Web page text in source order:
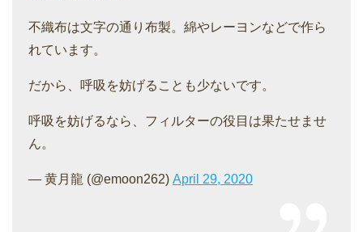
不織布は文字の通り布製。綿やレーヨンなどで作ら
れています。
だから、呼吸を妨げることも少ないです。
呼吸を妨げるなら、フィルターの役目は果たせませ
ん。
— 黄月龍 (@emoon262) April 29, 2020